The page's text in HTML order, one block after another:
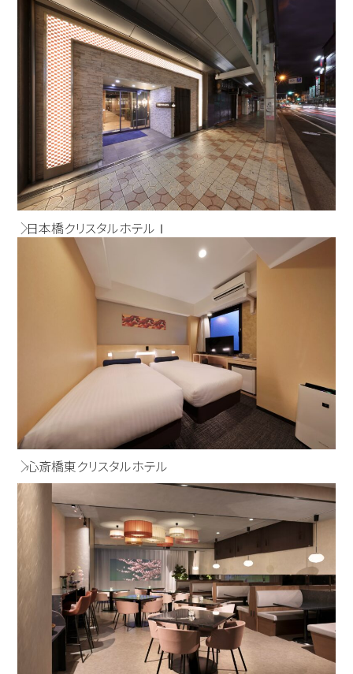
日本橋クリスタルホテルⅠ
心斎橋東クリスタルホテル